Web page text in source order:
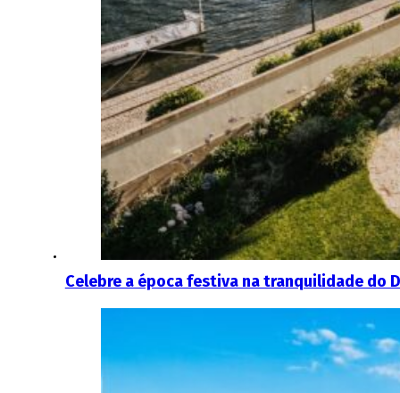
Celebre a época festiva na tranquilidade do